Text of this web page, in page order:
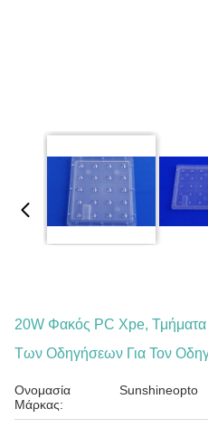
20W Φακός PC Xpe,
Των Οδηγήσεων Για Τον
Ονομασία
Μάρκας:
Sunshineopto